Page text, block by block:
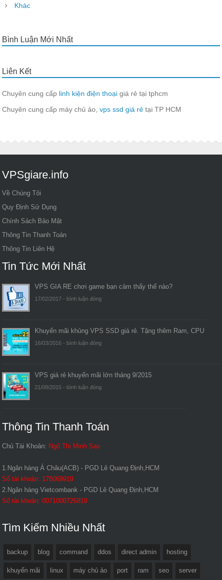
Khác
Bình Luận Mới Nhất
Liên Kết
Chuyên cung cấp linh kiện điện thoại giá rẻ tại tphcm
Chuyên cung cấp máy chủ ảo,vps ssd giá rẻ tại TP HCM
VPSgiare.info
Về Chúng Tôi
Quy Định Sử Dụng
Chính Sách Bảo Mật
Thông Tin Thanh Toán
Thông Tin Liên Hệ
Tin Tức Mới Nhất
VPS GIA RE chơi game bạn cảm thấy thế nào?
17/02/2017 - bình luận đóng
Khuyến mãi khủng VPS SSD giá rẻ. Tặng thêm Ram, CPU
16/03/2016 - bình luận đóng
VPS giá rẻ khuyến mãi lớn tháng 9/2015
21/08/2015 - bình luận đóng
Thông Tin Thanh Toán
Chủ Tài Khoản: Ngô Thị Minh Sao
1.Ngân hàng Á Châu(ACB) - PGD Lê Quang Định,HCM
Số tài khoản: 178069919
2.Ngân hàng Vietcombank - PGD Lê Quang Định,HCM
Số tài khoản: 0071000726819
Tìm Kiếm Nhiều Nhất
backup blog command ddos direct admin hosting
khuyến mãi linux máy chủ ảo port ram seo server